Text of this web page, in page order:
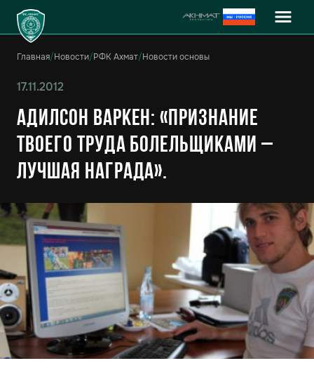
Главная/Новости/РФК Ахмат/Новости основы
17.11.2012
Адилсон Варкен: «Признание
твоего труда болельщиками –
лучшая награда».